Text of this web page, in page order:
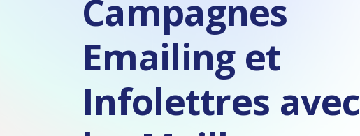
Campagnes
Emailing et
Infolettres avec